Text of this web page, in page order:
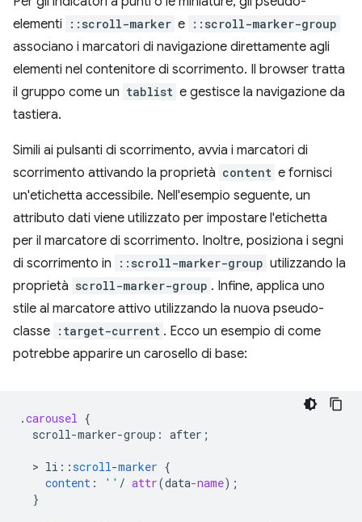
elementi
::scroll-marker e ::scroll-marker-group
associano i marcatori di navigazione direttamente agli
elementi nel contenitore di scorrimento. Il browser tratta
il gruppo come un tablist e gestisce la navigazione da
tastiera.
Simili ai pulsanti di scorrimento, avvia i marcatori di
scorrimento attivando la proprietà content e fornisci
un'etichetta accessibile. Nell'esempio seguente, un
attributo dati viene utilizzato per impostare l'etichetta
per il marcatore di scorrimento. Inoltre, posiziona i segni
di scorrimento in
::scroll-marker-group utilizzando la
proprietà scroll-marker-group . Infine, applica uno
stile al marcatore attivo utilizzando la nuova pseudo-
classe :target-current . Ecco un esempio di come
potrebbe apparire un carosello di base:
.carousel {
scroll-marker-group : after ;
  >
li : :scroll-marker {
content : '' / attr(data-name);
}